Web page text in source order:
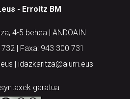
- Erroitz BM
4-5 behea | ANDOAIN
| Faxa: 943 300 731
| idazkaritza@aiurri.eus
garatua